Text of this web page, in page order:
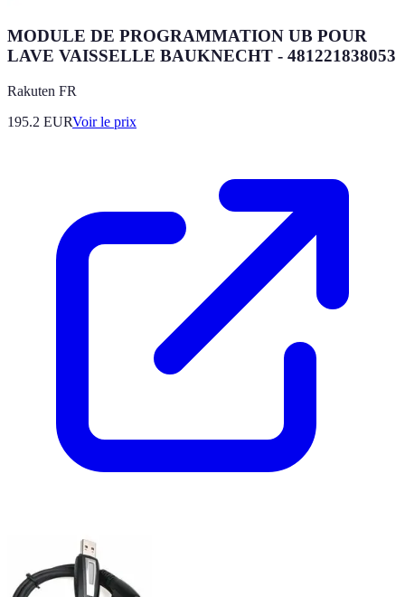
MODULE DE PROGRAMMATION UB POUR
LAVE VAISSELLE BAUKNECHT - 481221838053
Rakuten FR
195.2 EURVoir le prix